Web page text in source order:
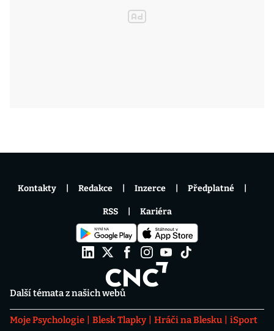
Další témata z našich webů
Moje Psychologie Blesk Tlapky Hráči na Blesku
iSport
Kontakty Redakce Inzerce Předplatné
RSS Kariéra